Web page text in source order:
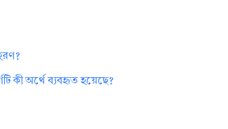
কী অর্থে ব্যবহৃত হয়েছে?